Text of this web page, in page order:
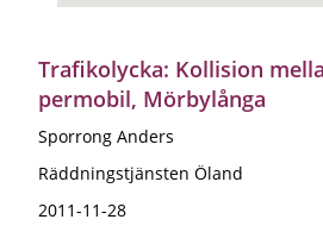
Trafikolycka: Kollision
permobil, Mörbylånga
Sporrong Anders
Räddningstjänsten Öland
2011-11-28